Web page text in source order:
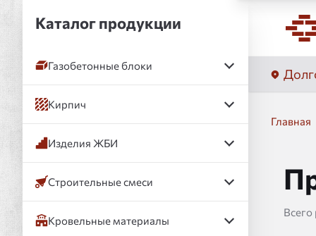
Главная
Всего
Каталог продукции
Газобетонные блоки
Кирпич
Изделия ЖБИ
Строительные смеси
Кровельные материалы